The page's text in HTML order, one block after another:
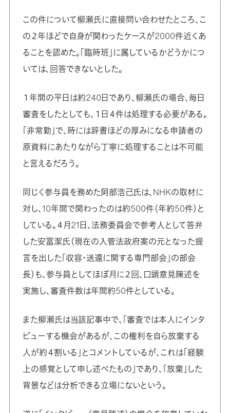
この件について柳瀬氏に直接問い合わせたところ、こ
の２年ほどで自身が関わったケースが2000件近くあ
ることを認めた。「臨時班」に属しているかどうかにつ
いては、回答できないとした。
１年間の平日は約240日であり、柳瀬氏の場合、毎日
審査をしたとしても、１日４件は処理する必要がある。
「非常勤」で、時には辞書ほどの厚みになる申請者の
原資料にあたりながら丁寧に処理することは不可能
と言えるだろう。
同じく参与員を務めた阿部浩己氏は、NHKの取材に
対し、10年間で関わったのは約500件（年約50件）と
している。４月21日、法務委員会で参考人として答弁
した安富潔氏（現在の入管法政府案の元となった提
言を出した「収容・送還に関する専門部会」の部会
長）も、参与員としてほぼ月に２回、口頭意見陳述を
実施し、審査件数は年間約50件としている。
また柳瀬氏は当該記事中で、「審査では本人にインタ
ビューする機会があるが、この権利を自ら放棄する
人が約４割いる」とコメントしているが、これは「経験
上の感覚として申し述べたもの」であり、「放棄」した
背景などは分析できる立場にないという。